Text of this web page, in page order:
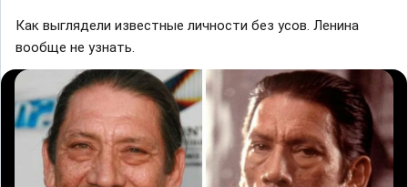
Как выглядели известные личности без усов. Ленина
вообще не узнать.